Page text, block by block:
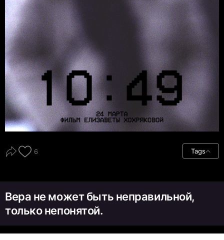
6 Tags
Вера не может быть неправильной,
только непонятой.